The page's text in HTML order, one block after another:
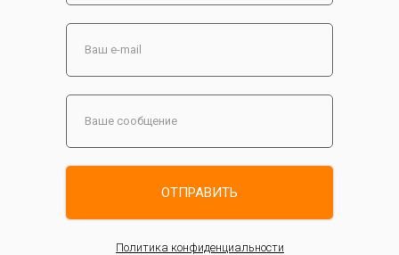
ОТПРАВИТЬ
Политика конфиденциальности